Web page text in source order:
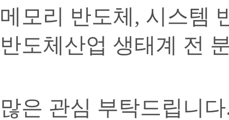
메모리 반도체, 시스템
반도체산업 생태계 전
많은 관심 부탁드립니